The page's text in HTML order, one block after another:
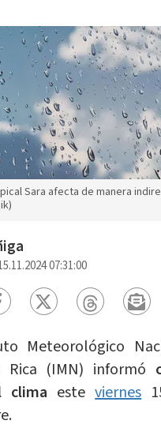
Sara afecta de manera
07:31:00
Meteorológico
Rica (IMN) informó
clima esteviernes